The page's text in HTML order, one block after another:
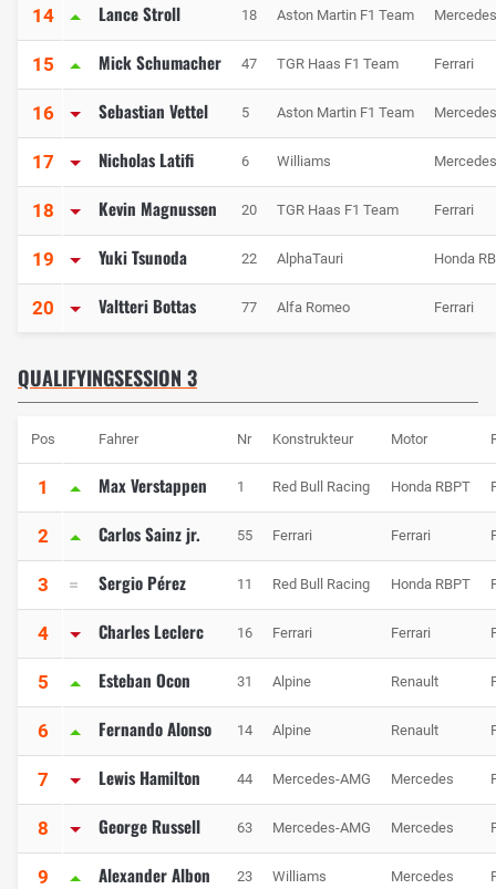
14 Lance Stroll 18 Aston Martin F1 Team Mercedes
15 Mick Schumacher 47 TGR Haas F1 Team Ferrari
16 Sebastian Vettel 5 Aston Martin F1 Team Mercedes
17 Nicholas Latifi 6 Williams Mercedes
18 Kevin Magnussen 20 TGR Haas F1 Team Ferrari
19 Yuki Tsunoda 22 AlphaTauri Honda
20 Valtteri Bottas 77 Alfa Romeo Ferrari
QUALIFYINGSESSION 3
Pos Fahrer Nr Konstrukteur Motor
1 Max Verstappen 1 Red Bull Racing Honda RBPT
2 Carlos Sainz jr. 55 Ferrari Ferrari
3 Sergio Pérez 11 Red Bull Racing Honda RBPT
4 Charles Leclerc 16 Ferrari Ferrari
5 Esteban Ocon 31 Alpine Renault
6 Fernando Alonso 14 Alpine Renault
7 Lewis Hamilton 44 Mercedes-AMG Mercedes
8 George Russell 63 Mercedes-AMG Mercedes
9 Alexander Albon 23 Williams Mercedes